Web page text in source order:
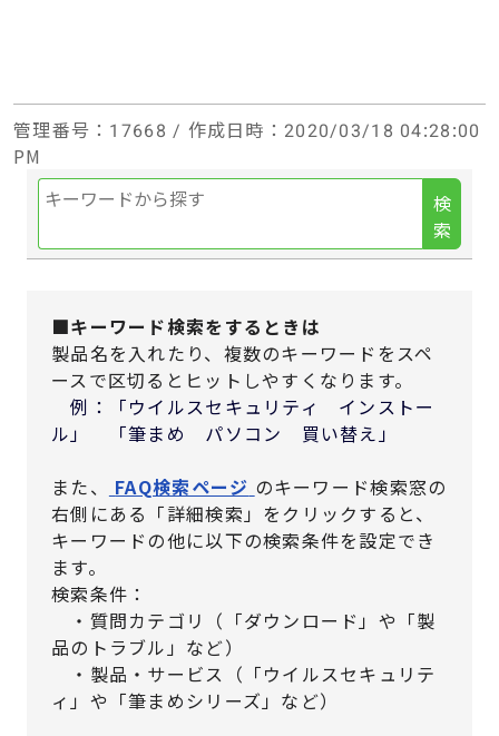
管理番号 ：17668 / 作成日時 ：2020/03/18 04:28:00
PM
検
索
■キーワード検索をするときは
製品名を入れたり、複数のキーワードをスペ
ースで区切るとヒットしやすくなります。
例：「ウイルスセキュリティ インストー
ル」 「筆まめ パソコン 買い替え」
また、
FAQ検索ページ のキーワード検索窓の
右側にある「詳細検索」をクリックすると、
キーワードの他に以下の検索条件を設定でき
ます。
検索条件：
・質問カテゴリ（「ダウンロード」や「製
品のトラブル」など）
・製品・サービス（「ウイルスセキュリテ
ィ」や「筆まめシリーズ」など）